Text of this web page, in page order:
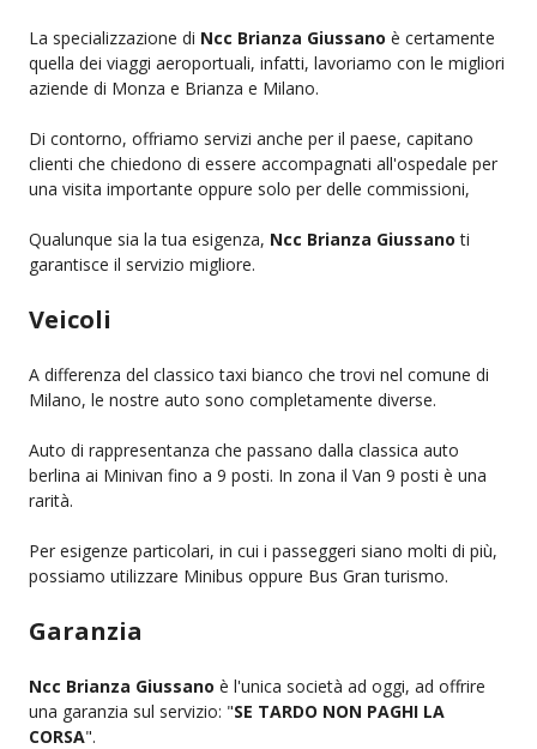
La specializzazione di Ncc Brianza Giussano è certamente
quella dei viaggi aeroportuali, infatti, lavoriamo con le migliori
aziende di Monza e Brianza e Milano.
Di contorno, offriamo servizi anche per il paese, capitano
clienti che chiedono di essere accompagnati all'ospedale per
una visita importante oppure solo per delle commissioni,
Qualunque sia la tua esigenza, Ncc Brianza Giussano ti
garantisce il servizio migliore.
Veicoli
A differenza del classico taxi bianco che trovi nel comune di
Milano, le nostre auto sono completamente diverse.
Auto di rappresentanza che passano dalla classica auto
berlina ai Minivan fino a 9 posti. In zona il Van 9 posti è una
rarità.
Per esigenze particolari, in cui i passeggeri siano molti di più,
possiamo utilizzare Minibus oppure Bus Gran turismo.
Garanzia
Ncc Brianza Giussano è l'unica società ad oggi, ad offrire
una garanzia sul servizio: "SE TARDO NON PAGHI LA
CORSA".